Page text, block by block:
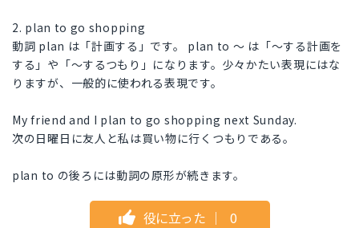
2. plan to go shopping
動詞 plan は「計画する」です。 plan to ～ は「～する計画を
する」や「～するつもり」になります。少々かたい表現にはな
りますが、一般的に使われる表現です。
My friend and I plan to go shopping next Sunday.
次の日曜日に友人と私は買い物に行くつもりである。
plan to の後ろには動詞の原形が続きます。
役に立った ｜ 0